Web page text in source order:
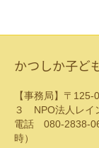
かつしか子ど
【事務局】〒
３ NPO法人レイ
電話 080-2838-
時）